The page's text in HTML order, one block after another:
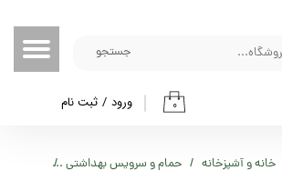
جستجو
۰ ورود / ثبت نام
خانه و آشپزخانه حمام و سرویس بهداشتی